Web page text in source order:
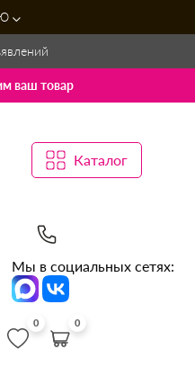
ваш товар
Каталог
Мы в социальных сетях:
0 0